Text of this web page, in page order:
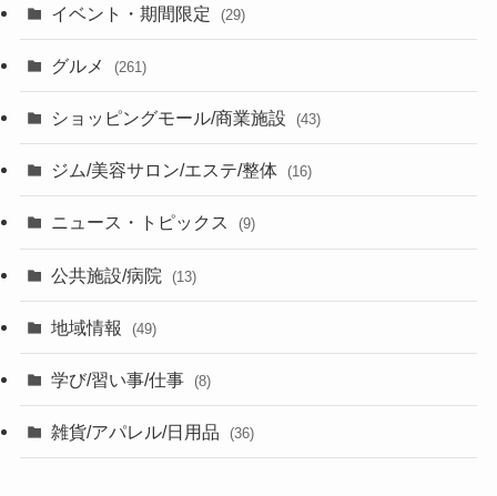
イベント・期間限定 (29)
グルメ (261)
ショッピングモール/商業施設 (43)
ジム/美容サロン/エステ/整体 (16)
ニュース・トピックス (9)
公共施設/病院 (13)
地域情報 (49)
学び/習い事/仕事 (8)
雑貨/アパレル/日用品 (36)